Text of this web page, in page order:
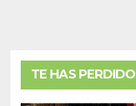
TE HAS PERDIDO